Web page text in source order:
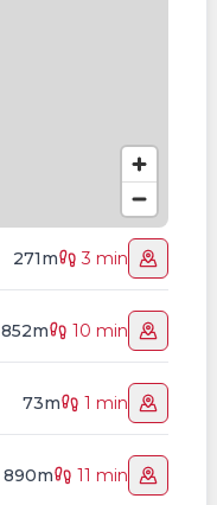
271m 3 min
852m 10 min
73m 1 min
890m 11 min